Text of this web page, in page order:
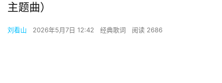
主题曲）
刘看山 2026年5月7日 12:42 经典歌词 阅读 2686